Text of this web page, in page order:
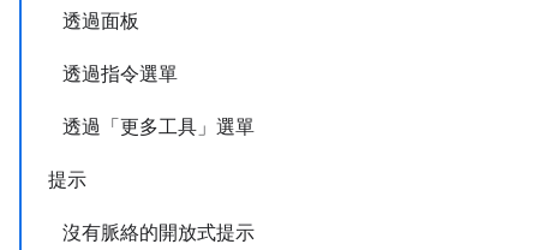
透過面板
透過指令選單
透過「更多工具」選單
提示
沒有脈絡的開放式提示